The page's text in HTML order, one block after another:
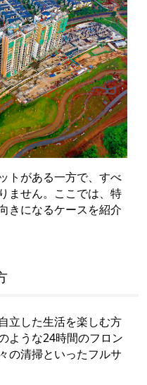
トがある一方で、すべ
ません。ここでは、特
きになるケースを紹介
立した生活を楽しむ方
ような24時間のフロン
の清掃といったフルサ